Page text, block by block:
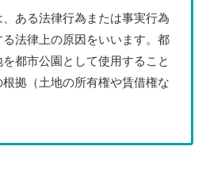
、ある法律行為または事実行為
法律上の原因をいいます。都
都市公園として使用すること
拠（土地の所有権や賃借権な